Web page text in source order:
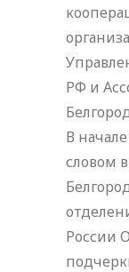
РФ и
В
словом
России